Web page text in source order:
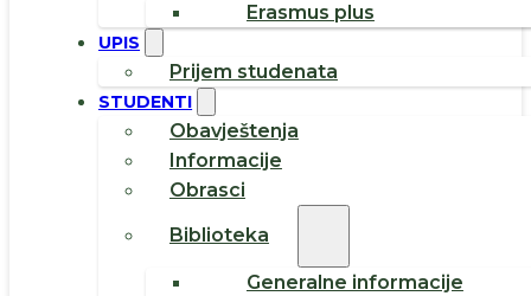
Erasmus plus
UPIS
Prijem studenata
STUDENTI
Obavještenja
Informacije
Obrasci
Biblioteka
Generalne informacije